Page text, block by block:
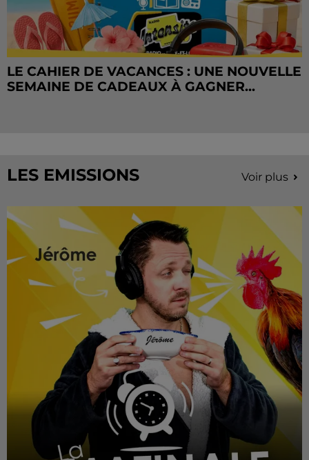
LE CAHIER DE VACANCES : UNE NOUVELLE
SEMAINE DE CADEAUX À GAGNER...
LES EMISSIONS Voir plus